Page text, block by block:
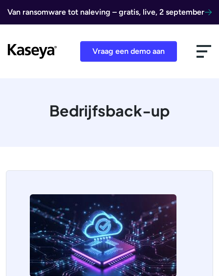
Van ransomware tot naleving – gratis, live, 2 september
Vraag een demo aan
Bedrijfsback-up